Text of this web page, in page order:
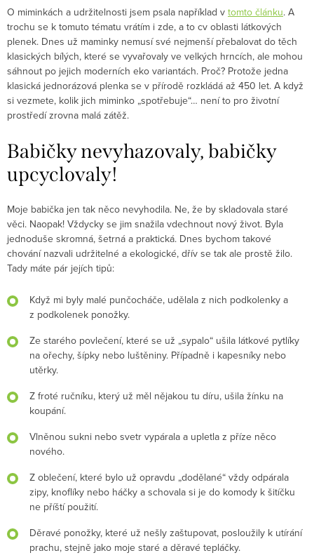
O miminkách a udržitelnosti jsem psala například v tomto článku. A
trochu se k tomuto tématu vrátím i zde, a to cv oblasti látkových
plenek. Dnes už maminky nemusí své nejmenší přebalovat do těch
klasických bílých, které se vyvařovaly ve velkých hrncích, ale mohou
sáhnout po jejich moderních eko variantách. Proč? Protože jedna
klasická jednorázová plenka se v přírodě rozkládá až 450 let. A když
si vezmete, kolik jich miminko „spotřebuje“… není to pro životní
prostředí zrovna malá zátěž.
Babičky nevyhazovaly, babičky
upcyclovaly!
Moje babička jen tak něco nevyhodila. Ne, že by skladovala staré
věci. Naopak! Vždycky se jim snažila vdechnout nový život. Byla
jednoduše skromná, šetrná a praktická. Dnes bychom takové
chování nazvali udržitelné a ekologické, dřív se tak ale prostě žilo.
Tady máte pár jejích tipů:
Když mi byly malé punčocháče, udělala z nich podkolenky a
z podkolenek ponožky.
Ze starého povlečení, které se už „sypalo“ ušila látkové pytlíky
na ořechy, šípky nebo luštěniny. Případně i kapesníky nebo
utěrky.
Z froté ručníku, který už měl nějakou tu díru, ušila žínku na
koupání.
Vlněnou sukni nebo svetr vypárala a upletla z příze něco
nového.
Z oblečení, které bylo už opravdu „dodělané“ vždy odpárala
zipy, knoflíky nebo háčky a schovala si je do komody k šitíčku
ne příští použití.
Děravé ponožky, které už nešly zaštupovat, posloužily k utírání
prachu, stejně jako moje staré a děravé tepláčky.